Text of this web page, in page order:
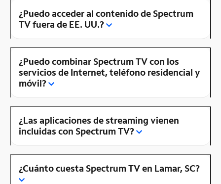
¿Puedo acceder al contenido de Spectrum
TV fuera de EE. UU.?
¿Puedo combinar Spectrum TV con los
servicios de Internet, teléfono residencial y
móvil?
¿Las aplicaciones de streaming vienen
incluidas con Spectrum TV?
¿Cuánto cuesta Spectrum TV en Lamar, SC?